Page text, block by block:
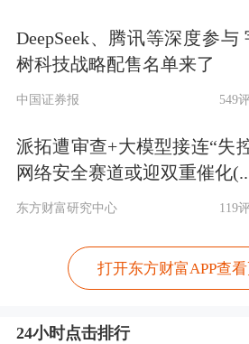
沪深300ETF期权的标
所上市的嘉实基金的
的沪深300股指期权的
数，股指期权将可以直
DeepSeek、腾讯等深度参与
树科技战略配售名单来了
中国证券报 549
派拓遭审查+大模型接连“失
网络安全赛道或迎双重催化
东方财富研究中心 119
打开东方财富APP查
24小时点击排行